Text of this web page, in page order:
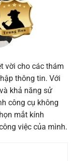
vời cho các thám
thông tin. Với
khả năng sử
công cụ không
mắt kính
việc của mình.